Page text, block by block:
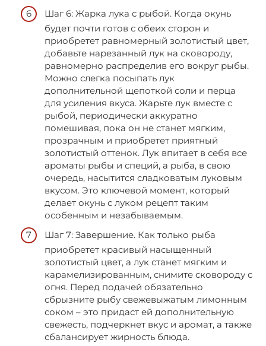
Шаг 6: Жарка лука с рыбой. Когда окунь
будет почти готов с обеих сторон и
приобретет равномерный золотистый цвет,
добавьте нарезанный лук на сковороду,
равномерно распределив его вокруг рыбы.
Можно слегка посыпать лук
дополнительной щепоткой соли и перца
для усиления вкуса. Жарьте лук вместе с
рыбой, периодически аккуратно
помешивая, пока он не станет мягким,
прозрачным и приобретет приятный
золотистый оттенок. Лук впитает в себя все
ароматы рыбы и специй, а рыба, в свою
очередь, насытится сладковатым луковым
вкусом. Это ключевой момент, который
делает окунь с луком рецепт таким
особенным и незабываемым.
Шаг 7: Завершение. Как только рыба
приобретет красивый насыщенный
золотистый цвет, а лук станет мягким и
карамелизированным, снимите сковороду с
огня. Перед подачей обязательно
сбрызните рыбу свежевыжатым лимонным
соком – это придаст ей дополнительную
свежесть, подчеркнет вкус и аромат, а также
сбалансирует жирность блюда.